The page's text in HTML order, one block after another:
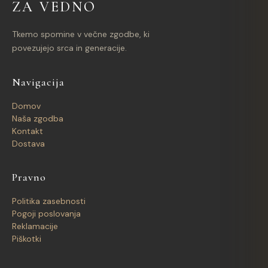
ZA VEDNO
Tkemo spomine v večne zgodbe, ki
povezujejo srca in generacije.
Navigacija
Domov
Naša zgodba
Kontakt
Dostava
Pravno
Politika zasebnosti
Pogoji poslovanja
Reklamacije
Piškotki